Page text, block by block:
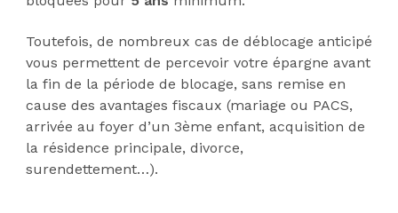
Toutefois, de nombreux cas de déblocage anticipé
vous permettent de percevoir votre épargne avant
la fin de la période de blocage, sans remise en
cause des avantages fiscaux (mariage ou PACS,
arrivée au foyer d’un 3ème enfant, acquisition de
la résidence principale, divorce,
surendettement…).